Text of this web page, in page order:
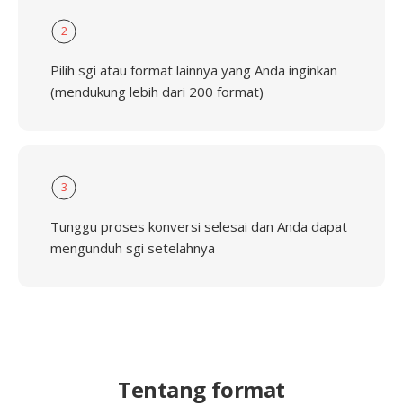
2
Pilih sgi atau format lainnya yang Anda inginkan
(mendukung lebih dari 200 format)
3
Tunggu proses konversi selesai dan Anda dapat
mengunduh sgi setelahnya
Tentang format